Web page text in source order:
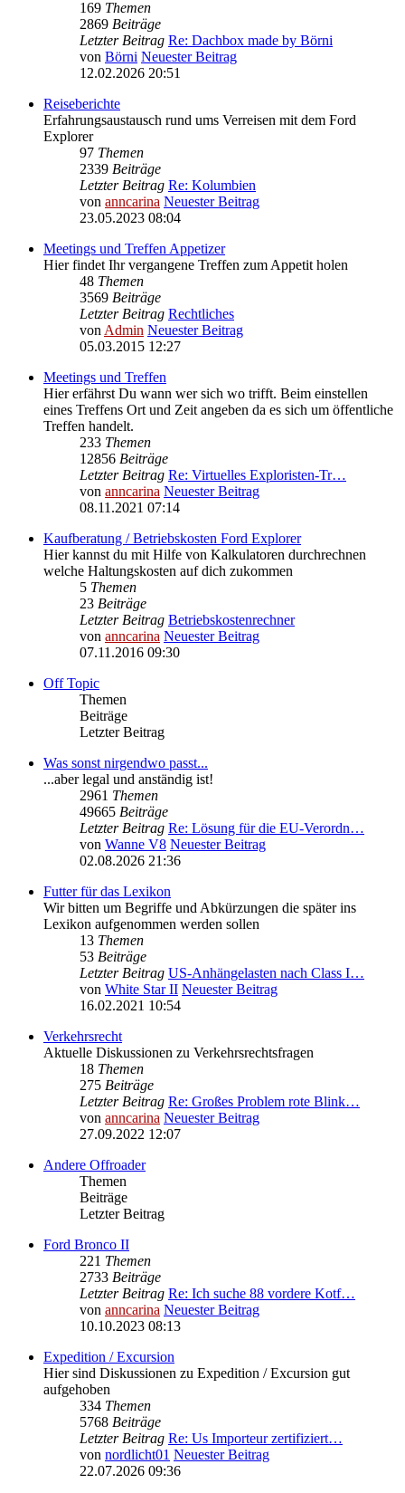
169 Themen
2869 Beiträge
Letzter Beitrag Re: Dachbox made by Börni
von Börni Neuester Beitrag
12.02.2026 20:51
Reiseberichte
Erfahrungsaustausch rund ums Verreisen mit dem Ford
Explorer
97 Themen
2339 Beiträge
Letzter Beitrag Re: Kolumbien
von anncarina Neuester Beitrag
23.05.2023 08:04
Meetings und Treffen Appetizer
Hier findet Ihr vergangene Treffen zum Appetit holen
48 Themen
3569 Beiträge
Letzter Beitrag Rechtliches
vonAdmin Neuester Beitrag
05.03.2015 12:27
Meetings und Treffen
Hier erfährst Du wann wer sich wo trifft. Beim einstellen
eines Treffens Ort und Zeit angeben da es sich um öffentliche
Treffen handelt.
233 Themen
12856 Beiträge
Letzter Beitrag Re: Virtuelles Exploristen-Tr…
von anncarina Neuester Beitrag
08.11.2021 07:14
Kaufberatung / Betriebskosten Ford Explorer
Hier kannst du mit Hilfe von Kalkulatoren durchrechnen
welche Haltungskosten auf dich zukommen
5 Themen
23 Beiträge
Letzter Beitrag Betriebskostenrechner
von anncarina Neuester Beitrag
07.11.2016 09:30
Off Topic
Themen
Beiträge
Letzter Beitrag
Was sonst nirgendwo passt...
...aber legal und anständig ist!
2961 Themen
49665 Beiträge
Letzter Beitrag Re: Lösung für die EU‑Verordn…
von Wanne V8 Neuester Beitrag
02.08.2026 21:36
Futter für das Lexikon
Wir bitten um Begriffe und Abkürzungen die später ins
Lexikon aufgenommen werden sollen
13 Themen
53 Beiträge
Letzter Beitrag US-Anhängelasten nach Class I…
von White Star II Neuester Beitrag
16.02.2021 10:54
Verkehrsrecht
Aktuelle Diskussionen zu Verkehrsrechtsfragen
18 Themen
275 Beiträge
Letzter Beitrag Re: Großes Problem rote Blink…
von anncarina Neuester Beitrag
27.09.2022 12:07
Andere Offroader
Themen
Beiträge
Letzter Beitrag
Ford Bronco II
221 Themen
2733 Beiträge
Letzter Beitrag Re: Ich suche 88 vordere Kotf…
von anncarina Neuester Beitrag
10.10.2023 08:13
Expedition / Excursion
Hier sind Diskussionen zu Expedition / Excursion gut
aufgehoben
334 Themen
5768 Beiträge
Letzter Beitrag Re: Us Importeur zertifiziert…
von nordlicht01 Neuester Beitrag
22.07.2026 09:36